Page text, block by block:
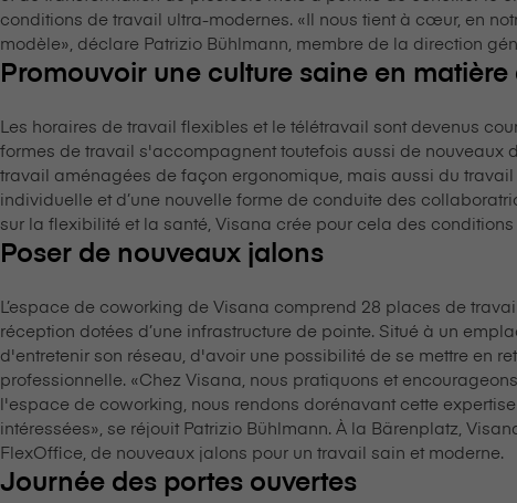
conditions de travail ultra-modernes. «Il nous tient à cœur, en
modèle», déclare Patrizio Bühlmann, membre de la direction
Promouvoir une culture saine en matière
Les horaires de travail flexibles et le télétravail sont devenus
formes de travail s'accompagnent toutefois aussi de nouveaux
travail aménagées de façon ergonomique, mais aussi du
individuelle et d’une nouvelle forme de conduite des
sur la flexibilité et la santé, V⁠i⁠s⁠a⁠n⁠a crée pour cela des
Poser de nouveaux jalons
L’espace de coworking de V⁠i⁠s⁠a⁠n⁠a comprend 28 places de
réception dotées d’une infrastructure de pointe. Situé à un
d'entretenir son réseau, d'avoir une possibilité de se mettre en
professionnelle. «Chez V⁠i⁠s⁠a⁠n⁠a, nous pratiquons et
l'espace de coworking, nous rendons dorénavant cette
intéressées», se réjouit Patrizio Bühlmann. À la Bärenplatz,
FlexOffice, de nouveaux jalons pour un travail sain et moderne.
Journée des portes ouvertes